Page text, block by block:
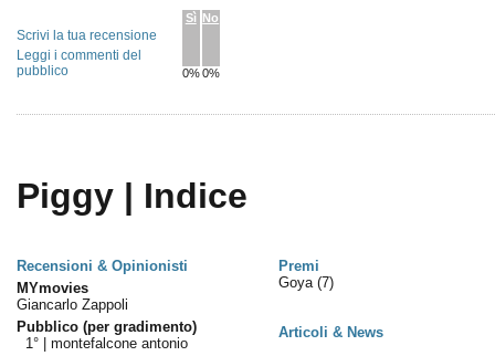
Sì
0%
No
0%
Scrivi la tua recensione
Leggi i commenti del
pubblico
Piggy | Indice
Recensioni & Opinionisti
Premi
MYmovies
Giancarlo Zappoli
Pubblico (per gradimento)
1° | montefalcone antonio
Goya (7)
Articoli & News